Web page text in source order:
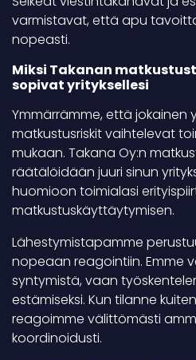
varmistavat, että apu
nopeasti.
Miksi Takanan
sopivat yrityksellesi
Ymmärrämme, että jokainen
matkustusriskit vaihtelevat
mukaan. Takana Oy:n
räätälöidään juuri sinun
huomioon toimialasi
matkustuskäyttäytymisen.
Lähestymistapamme
nopeaan reagointiin. Emme
syntymistä, vaan
estämiseksi. Kun tilanne
reagoimme välittömästi
koordinoidusti.